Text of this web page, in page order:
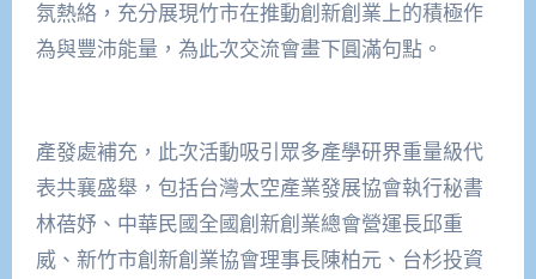
氛熱絡，充分展現竹市在推動創新創業上的積極作
為與豐沛能量，為此次交流會畫下圓滿句點。
產發處補充，此次活動吸引眾多產學研界重量級代
表共襄盛舉，包括台灣太空產業發展協會執行秘書
林蓓妤、中華民國全國創新創業總會營運長邱重
威、新竹市創新創業協會理事長陳柏元、台杉投資